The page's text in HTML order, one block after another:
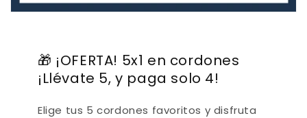
🎁 ¡OFERTA! 5x1 en cordones
¡Llévate 5, y paga solo 4!
Elige tus 5 cordones favoritos y disfruta